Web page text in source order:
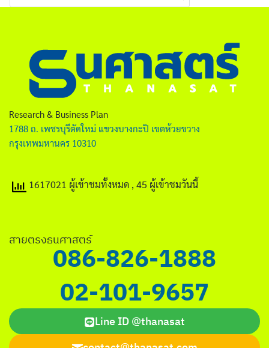
ไทย
English
for:
Research & Business Plan
1788 ถ. เพชรบุรีตัดใหม่ แขวงบางกะปิ เขตห้วยขวาง
กรุงเทพมหานคร 10310
1617021 ผู้เข้าชมทั้งหมด , 45 ผู้เข้าชมวันนี้
สายตรงธนศาสตร์
086-826-1888
02-101-9657
Line ID @thanasat